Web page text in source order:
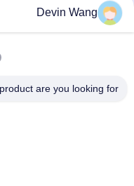
ورق فلزی سوراخ شده شش
آلومینیوم سبک
Devin Wang
are you looking for?